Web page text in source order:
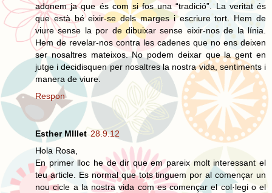
adonem ja que és com si fos una “tradició”. La veritat és
que està bé eixir-se dels marges i escriure tort. Hem de
viure sense la por de dibuixar sense eixir-nos de la línia.
Hem de revelar-nos contra les cadenes que no ens deixen
ser nosaltres mateixos. No podem deixar que la gent en
jutge i decidisquen per nosaltres la nostra vida, sentiments i
manera de viure.
Respon
Esther MIllet 28.9.12
Hola Rosa,
En primer lloc he de dir que em pareix molt interessant el
teu article. Es normal que tots tinguem por al començar un
nou cicle a la nostra vida com es començar el col·legi o el